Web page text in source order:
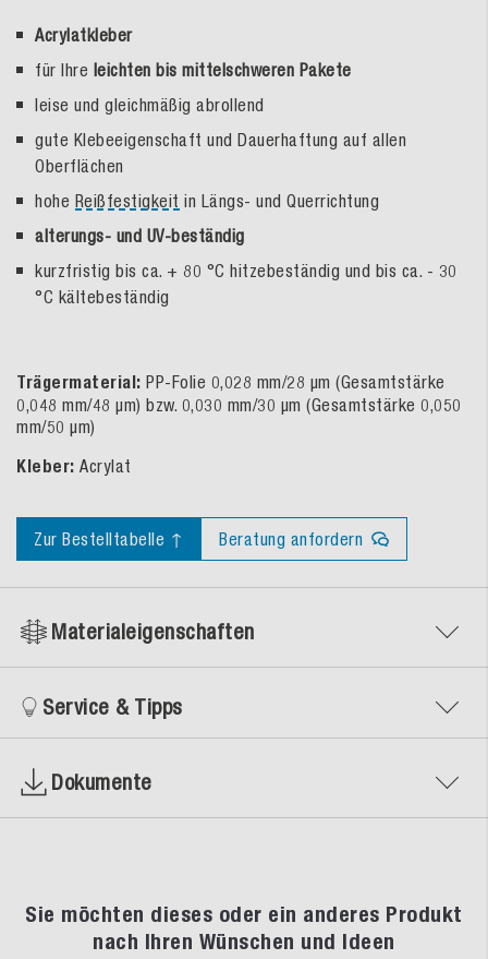
Acrylatkleber
für Ihre leichten bis mittelschweren Pakete
leise und gleichmäßig abrollend
gute Klebeeigenschaft und Dauerhaftung auf allen
Oberflächen
hohe Reißfestigkeit in Längs- und Querrichtung
alterungs- und UV-beständig
kurzfristig bis ca. + 80 °C hitzebeständig und bis ca. - 30
°C kältebeständig
Trägermaterial: PP-Folie 0,028 mm/28 µm (Gesamtstärke
0,048 mm/48 µm) bzw. 0,030 mm/30 µm (Gesamtstärke 0,050
mm/50 µm)
Kleber: Acrylat
Zur Bestelltabelle ↑ Beratung anfordern
Materialeigenschaften
Service & Tipps
Dokumente
Sie möchten dieses oder ein anderes Produkt
nach Ihren Wünschen und Ideen